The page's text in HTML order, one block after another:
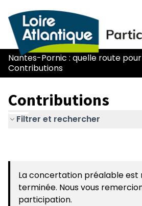
Nantes-Pornic : quelle route
Contributions
Contributions
Filtrer et rechercher
La concertation préalable est
terminée. Nous vous
participation.